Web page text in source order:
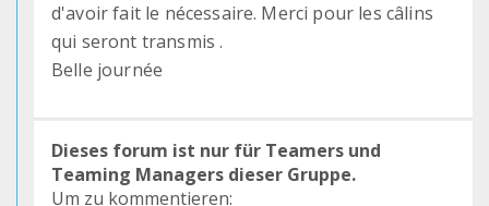
d'avoir fait le nécessaire. Merci pour les câlins
qui seront transmis .
Belle journée
Dieses forum ist nur für Teamers und
Teaming Managers dieser Gruppe.
Um zu kommentieren: